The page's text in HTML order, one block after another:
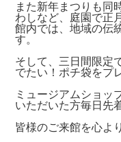
また新年まつりも同
わしなど、庭園で正
館内では、地域の伝
す。
そして、三日間限定
でたい！ポチ袋をプ
ミュージアムショッ
いただいた方毎日先
皆様のご来館を心よ